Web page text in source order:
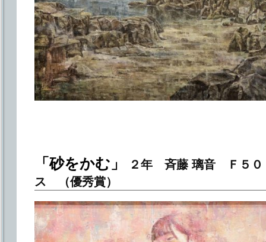
「砂をかむ」
２年 斉藤 璃音 Ｆ５０
ス （優秀賞）